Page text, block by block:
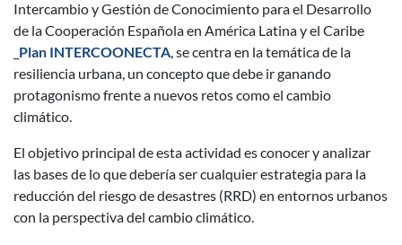
Intercambio y Gestión de Conocimiento para el Desarrollo
de la Cooperación Española en América Latina y el Caribe
Plan INTERCOONECTA, se centra en la temática de la
resiliencia urbana, un concepto que debe ir ganando
protagonismo frente a nuevos retos como el cambio
climático.
El objetivo principal de esta actividad es conocer y analizar
las bases de lo que debería ser cualquier estrategia para la
reducción del riesgo de desastres (RRD) en entornos urbanos
con la perspectiva del cambio climático.